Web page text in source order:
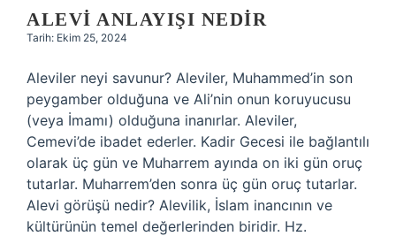
ALEVI ANLAYIŞI NEDIR
Tarih: Ekim 25, 2024
Aleviler neyi savunur? Aleviler, Muhammed’in son
peygamber olduğuna ve Ali’nin onun koruyucusu
(veya İmamı) olduğuna inanırlar. Aleviler,
Cemevi’de ibadet ederler. Kadir Gecesi ile bağlantılı
olarak üç gün ve Muharrem ayında on iki gün oruç
tutarlar. Muharrem’den sonra üç gün oruç tutarlar.
Alevi görüşü nedir? Alevilik, İslam inancının ve
kültürünün temel değerlerinden biridir. Hz.